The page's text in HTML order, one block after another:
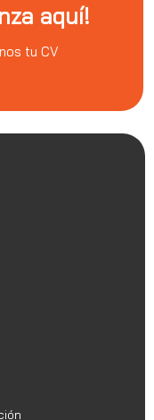
aquí!
tu CV